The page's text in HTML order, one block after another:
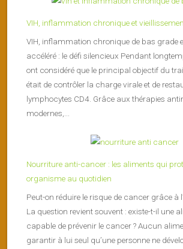
VIH, inflammation chronique et
VIH, inflammation chronique de bas grade
accéléré : le défi silencieux Pendant
ont considéré que le principal objectif du
était de contrôler la charge virale et de
lymphocytes CD4. Grâce aux thérapies
modernes,...
Nourriture anti-cancer : les aliments qui
organisme au quotidien
Peut-on réduire le risque de cancer grâce à
La question revient souvent : existe-t-il une
capable de prévenir le cancer ? Aucun
garantir à lui seul qu’une personne ne